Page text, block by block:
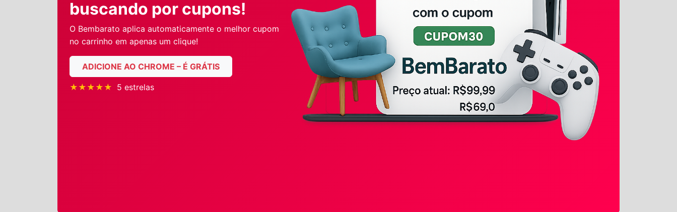
buscando por cupons!
O Bembarato aplica automaticamente o melhor cupom
no carrinho em apenas um clique!
ADICIONE AO CHROME – É GRÁTIS
★★★★★ 5 estrelas